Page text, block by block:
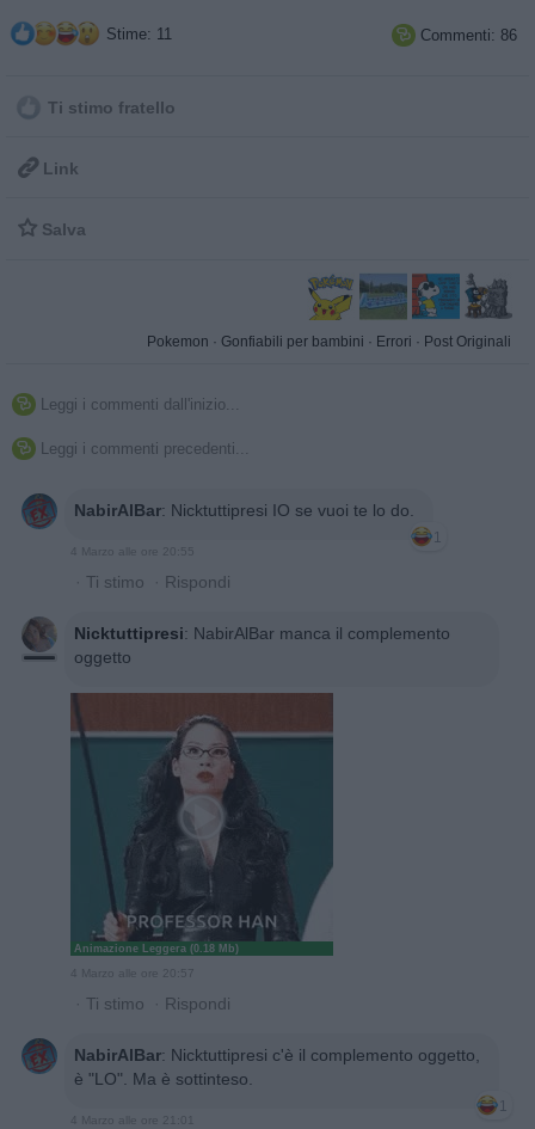
Stime: 11  Commenti: 86
Ti stimo fratello
 Link
 Salva
Pokemon · Gonfiabili per bambini · Errori · Post Originali
 Leggi i commenti dall'inizio...
 Leggi i commenti precedenti...
NabirAlBar: Nicktuttipresi IO se vuoi te lo do.
1
4 Marzo alle ore 20:55
· Ti stimo · Rispondi
Nicktuttipresi: NabirAlBar manca il complemento
oggetto
Animazione Leggera (0.18 Mb)
4 Marzo alle ore 20:57
· Ti stimo · Rispondi
NabirAlBar: Nicktuttipresi c'è il complemento oggetto,
è "LO". Ma è sottinteso.
1
4 Marzo alle ore 21:01